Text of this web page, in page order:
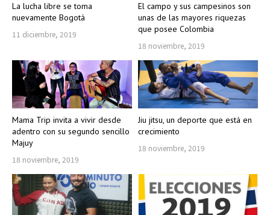
La lucha libre se toma
nuevamente Bogotá
11 diciembre, 2019
El campo y sus campesinos son
unas de las mayores riquezas
que posee Colombia
18 noviembre, 2019
Mama Trip invita a vivir desde
adentro con su segundo sencillo
Majuy
18 noviembre, 2019
Jiu jitsu, un deporte que está en
crecimiento
18 noviembre, 2019